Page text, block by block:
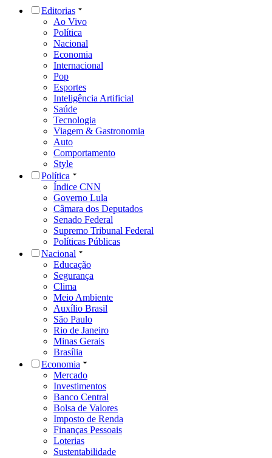
Editorias
Ao Vivo
Política
Nacional
Economia
Internacional
Pop
Esportes
Inteligência Artificial
Saúde
Tecnologia
Viagem & Gastronomia
Auto
Comportamento
Style
Política
Índice CNN
Governo Lula
Câmara dos Deputados
Senado Federal
Supremo Tribunal Federal
Políticas Públicas
Nacional
Educação
Segurança
Clima
Meio Ambiente
Auxílio Brasil
São Paulo
Rio de Janeiro
Minas Gerais
Brasília
Economia
Mercado
Investimentos
Banco Central
Bolsa de Valores
Imposto de Renda
Finanças Pessoais
Loterias
Sustentabilidade